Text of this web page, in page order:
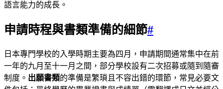
語言能力的成長。
申請時程與書類準備的細節#
日本專門學校的入學時期主要為四月，申請期間通常集中在前
一年的九月至十一月之間，部分學校設有二次招募或隨到隨審
制度。 出願書類的準備是繁瑣且不容出錯的環節，常見必要文